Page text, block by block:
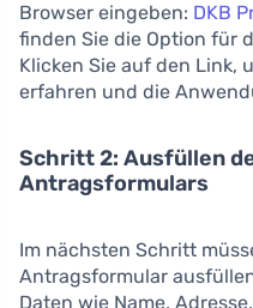
Browser eingeben: DKB
finden Sie die Option für
Klicken Sie auf den Link,
erfahren und die
Schritt 2: Ausfüllen
Antragsformulars
Im nächsten Schritt
Antragsformular
Daten wie Name,